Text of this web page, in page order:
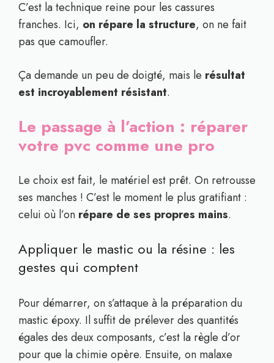
C’est la technique reine pour les cassures
franches. Ici, on répare la structure, on ne fait
pas que camoufler.
Ça demande un peu de doigté, mais le résultat
est incroyablement résistant.
Le passage à l’action : réparer
votre pvc comme une pro
Le choix est fait, le matériel est prêt. On retrousse
ses manches ! C’est le moment le plus gratifiant :
celui où l’on répare de ses propres mains.
Appliquer le mastic ou la résine : les
gestes qui comptent
Pour démarrer, on s’attaque à la préparation du
mastic époxy. Il suffit de prélever des quantités
égales des deux composants, c’est la règle d’or
pour que la chimie opère. Ensuite, on malaxe